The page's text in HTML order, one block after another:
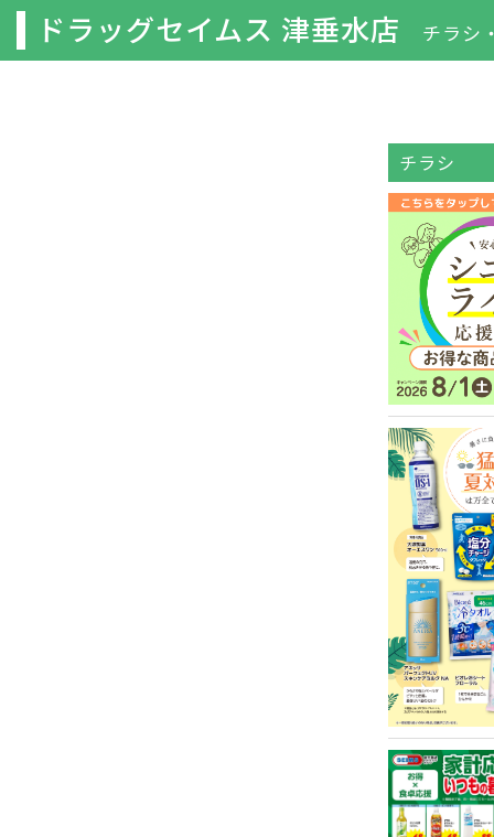
ドラッグセイムス 津垂水店 チラシ
チラシ